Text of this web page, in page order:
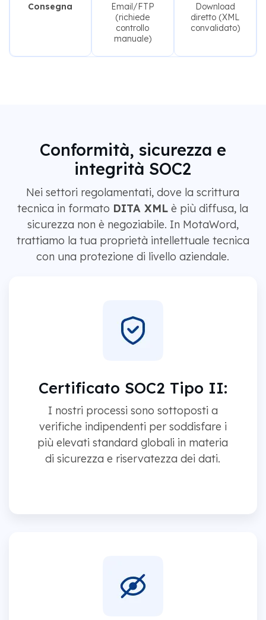
Consegna
Email/FTP
(richiede
controllo
manuale)
Download
diretto (XML
convalidato)
Conformità, sicurezza e
integrità SOC2
Nei settori regolamentati, dove la scrittura
tecnica in formato DITA XML è più diffusa, la
sicurezza non è negoziabile. In MotaWord,
trattiamo la tua proprietà intellettuale tecnica
con una protezione di livello aziendale.
Certificato SOC2 Tipo II:
I nostri processi sono sottoposti a
verifiche indipendenti per soddisfare i
più elevati standard globali in materia
di sicurezza e riservatezza dei dati.